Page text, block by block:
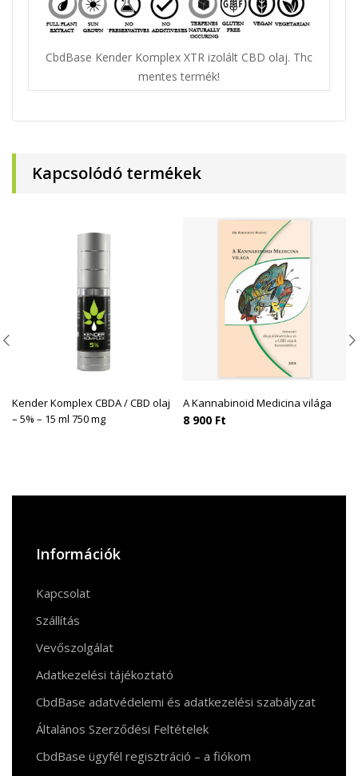
CbdBase Kender Komplex XTR izolált CBD olaj. Thc
mentes termék!
Kapcsolódó termékek
Kender Komplex CBDA / CBD olaj
– 5% – 15 ml 750 mg
A Kannabinoid Medicina világa
8 900 Ft
Információk
Kapcsolat
Szállítás
Vevőszolgálat
Adatkezelési tájékoztató
CbdBase adatvédelemi és adatkezelési szabályzat
Általános Szerződési Feltételek
CbdBase ügyfél regisztráció – a fiókom